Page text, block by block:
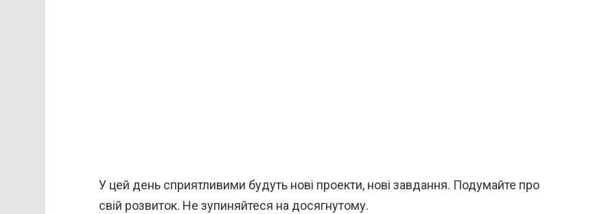
У цей день сприятливими будуть нові проекти, нові завдання. Подумайте про
свій розвиток. Не зупиняйтеся на досягнутому.